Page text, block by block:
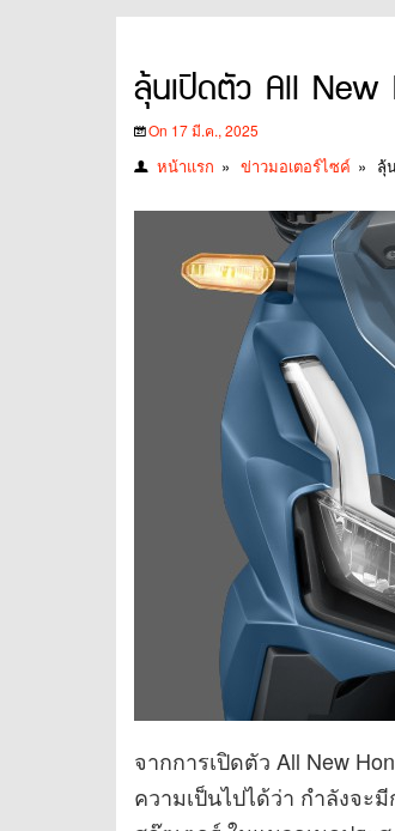
ลุ้นเปิดตัว All New
On 17 มี.ค., 2025
หน้าแรก » ข่าวมอเตอร์ไซค์ » ลุ้
จากการเปิดตัว All New
ความเป็นไปได้ว่า กำลังจะ